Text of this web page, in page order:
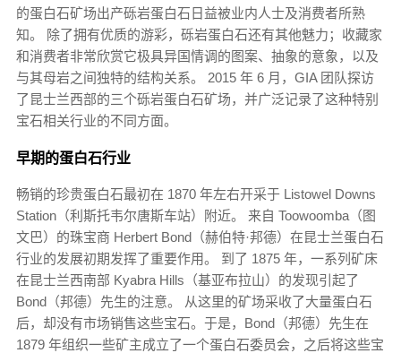
的蛋白石矿场出产砾岩蛋白石日益被业内人士及消费者所熟
知。 除了拥有优质的游彩，砾岩蛋白石还有其他魅力；收藏家
和消费者非常欣赏它极具异国情调的图案、抽象的意象，以及
与其母岩之间独特的结构关系。 2015 年 6 月，GIA 团队探访
了昆士兰西部的三个砾岩蛋白石矿场，并广泛记录了这种特别
宝石相关行业的不同方面。
早期的蛋白石行业
畅销的珍贵蛋白石最初在 1870 年左右开采于 Listowel Downs
Station（利斯托韦尔唐斯车站）附近。 来自 Toowoomba（图
文巴）的珠宝商 Herbert Bond（赫伯特·邦德）在昆士兰蛋白石
行业的发展初期发挥了重要作用。 到了 1875 年，一系列矿床
在昆士兰西南部 Kyabra Hills（基亚布拉山）的发现引起了
Bond（邦德）先生的注意。 从这里的矿场采收了大量蛋白石
后，却没有市场销售这些宝石。于是，Bond（邦德）先生在
1879 年组织一些矿主成立了一个蛋白石委员会，之后将这些宝